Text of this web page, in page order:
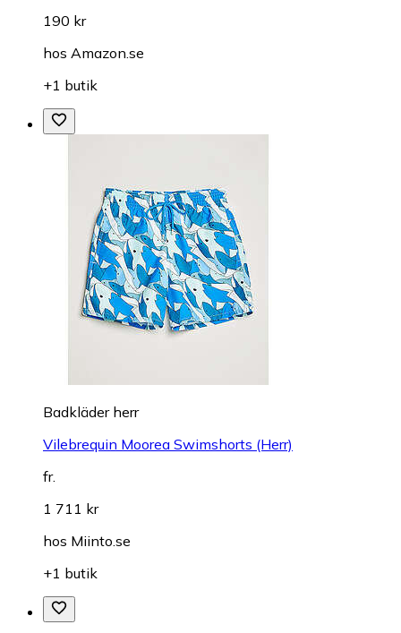
190 kr
hos Amazon.se
+1 butik
Badkläder herr
Vilebrequin Moorea Swimshorts (Herr)
fr.
1 711 kr
hos Miinto.se
+1 butik